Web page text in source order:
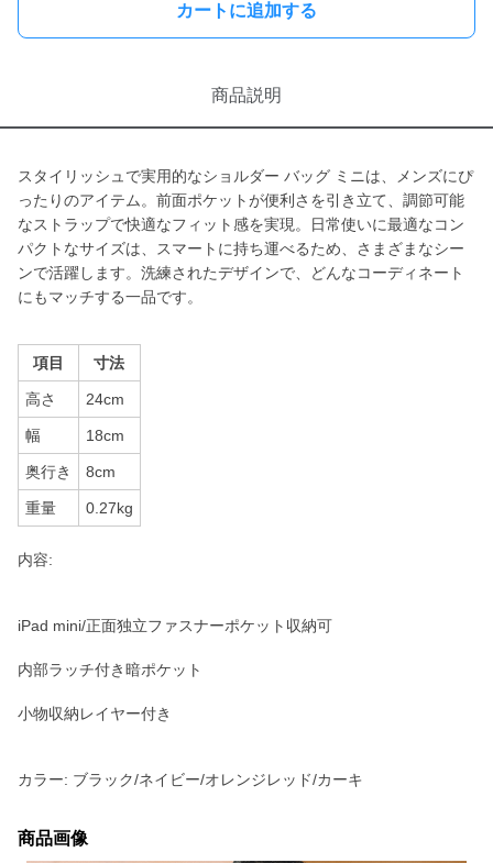
カートに追加する
商品説明
スタイリッシュで実用的なショルダー バッグ ミニは、メンズにぴ
ったりのアイテム。前面ポケットが便利さを引き立て、調節可能
なストラップで快適なフィット感を実現。日常使いに最適なコン
パクトなサイズは、スマートに持ち運べるため、さまざまなシー
ンで活躍します。洗練されたデザインで、どんなコーディネート
にもマッチする一品です。
項目 寸法
高さ 24cm
幅 18cm
奥行き 8cm
重量 0.27kg
内容:
iPad mini/正面独立ファスナーポケット収納可
内部ラッチ付き暗ポケット
小物収納レイヤー付き
カラー: ブラック/ネイビー/オレンジレッド/カーキ
商品画像